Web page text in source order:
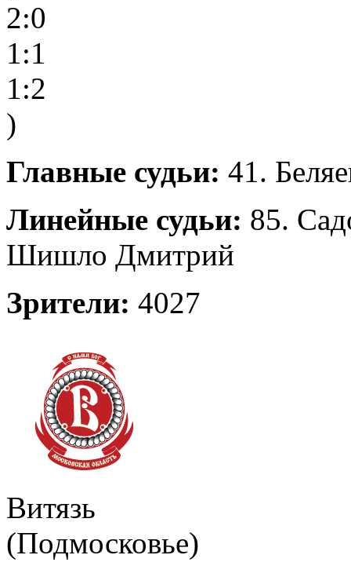
2:0
1:1
1:2
)
Главные судьи: 41.
Линейные судьи: 85.
Шишло Дмитрий
Зрители: 4027
Витязь
(Подмосковье)